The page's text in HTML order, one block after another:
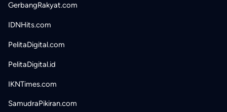
GerbangRakyat.com
IDNHits.com
PelitaDigital.com
PelitaDigital.id
IKNTimes.com
SamudraPikiran.com